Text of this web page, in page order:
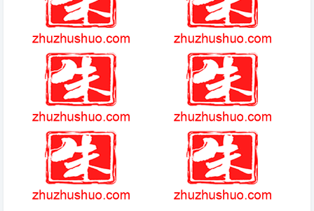
阿玛拉王国：惩罚
(2025-2-8热点)-合肥一新婚夫
妻在蔬菜大棚里办婚礼 展现美
丽乡村新风貌
(2025-1-2热点)-2小猫上学发音
课，资优生超专注，学霸跟学渣
的组合！
阿波之旅游戏无法进入